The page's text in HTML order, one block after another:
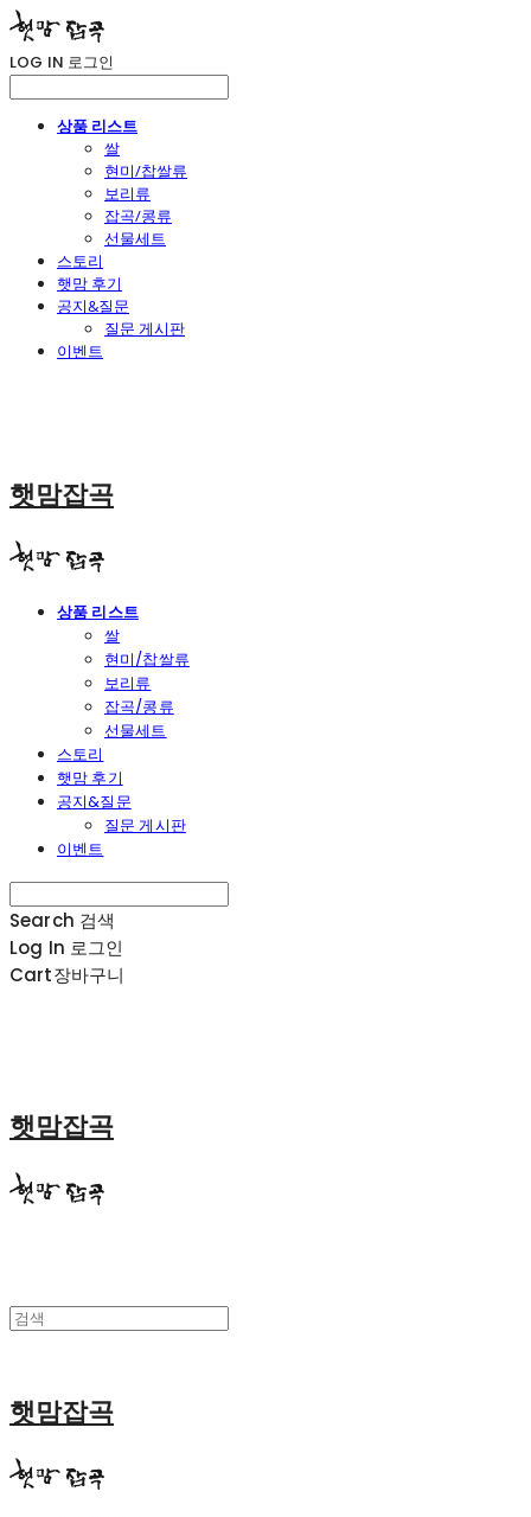
LOG IN 로그인
상품 리스트
쌀
현미/찹쌀류
보리류
잡곡/콩류
선물세트
스토리
햇맘 후기
공지&질문
질문 게시판
이벤트
햇맘잡곡
상품 리스트
쌀
현미/찹쌀류
보리류
잡곡/콩류
선물세트
스토리
햇맘 후기
공지&질문
질문 게시판
이벤트
Search 검색
Log In 로그인
Cart장바구니
햇맘잡곡
햇맘잡곡